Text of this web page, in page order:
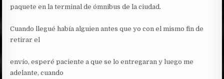
paquete en la terminal de ómnibus de la ciudad.
Cuando llegué había alguien antes que yo con el mismo fin de
retirar el
envío, esperé paciente a que se lo entregaran y luego me
adelante, cuando